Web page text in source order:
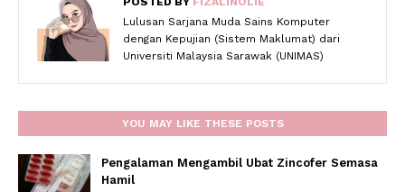
Lulusan Sarjana Muda Sains Komputer
dengan Kepujian (Sistem Maklumat) dari
Universiti Malaysia Sarawak (UNIMAS)
YOU MAY LIKE THESE POSTS
Pengalaman Mengambil Ubat Zincofer Semasa
Hamil